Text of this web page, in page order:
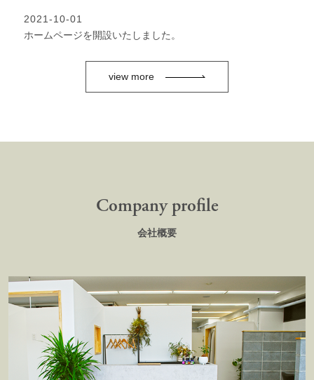
2021-10-01
ホームページを開設いたしました。
view more
Company profile
会社概要